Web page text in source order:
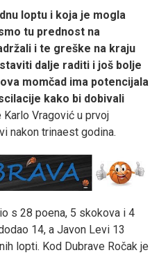
loptu i koja je mogla
tu prednost na
i te greške na kraju
dalje raditi i još bolje
momčad ima potencijala
kako bi dobivali
Karlo Vragović u prvoj
nakon trinaest godina.
s 28 poena, 5 skokova i 4
14, a Javon Levi 13
lopti. Kod Dubrave Ročak je